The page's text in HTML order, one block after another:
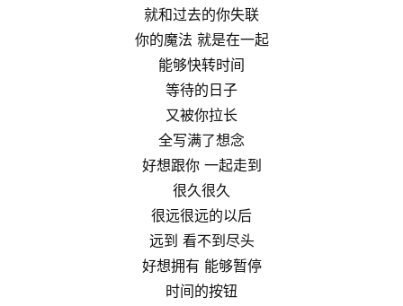
就和过去的你失联
你的魔法 就是在一起
能够快转时间
等待的日子
又被你拉长
全写满了想念
好想跟你 一起走到
很久很久
很远很远的以后
远到 看不到尽头
好想拥有 能够暂停
时间的按钮